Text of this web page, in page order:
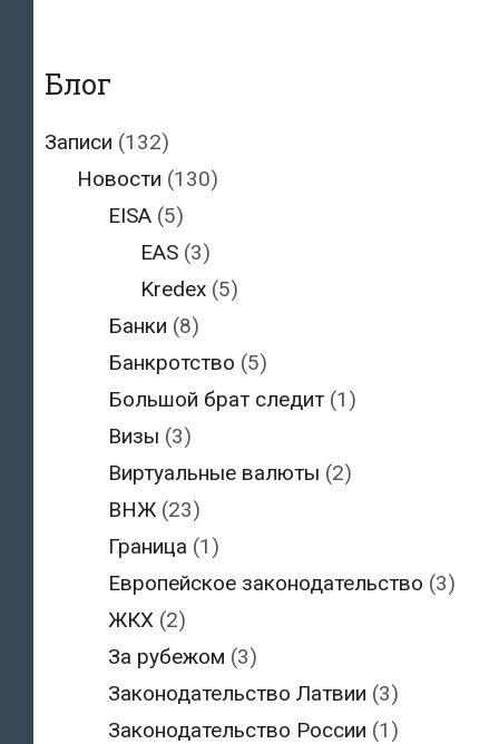
Блог
Записи (132)
Новости (130)
EISA (5)
EAS(3)
Kredex(5)
Банки (8)
Банкротство (5)
Большой брат следит (1)
Визы (3)
Виртуальные валюты (2)
ВНЖ (23)
Граница (1)
Европейское законодательство (3)
ЖКХ (2)
За рубежом (3)
Законодательство Латвии (3)
Законодательство России (1)